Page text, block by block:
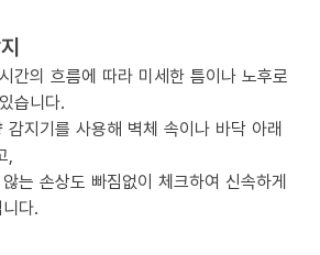
간의 흐름에 따라 미세한 틈이나 노후로
습니다.
감지기를 사용해 벽체 속이나 바닥 아래
,
는 손상도 빠짐없이 체크하여 신속하게
다.